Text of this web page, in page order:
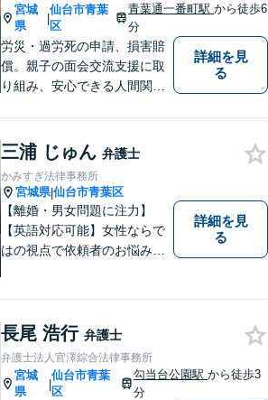
宮城
県
|
仙台市青葉
区
青葉通一番町駅から徒歩6
分
労災・過労死の申請、損害賠
償。親子の面会交流支援に取
り組み、安心できる人間関係
詳細を見
る
三浦 じゅん 弁護士
かみすぎ法律事務所
宮城県|仙台市青葉区
【離婚・男女問題に注力】
【英語対応可能】女性ならで
はの視点で依頼者のお悩みに
のお困り事がございました
ら、お気軽にご相談くださ
い。
詳細を見
る
長尾 浩行 弁護士
弁護士法人官澤綜合法律事務所
宮城
県
|
仙台市青葉
区
勾当台公園駅から徒歩3
分